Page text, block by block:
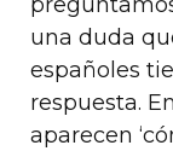
una duda
españoles
respuesta.
aparecen